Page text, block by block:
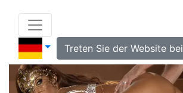
Treten Sie der Website bei